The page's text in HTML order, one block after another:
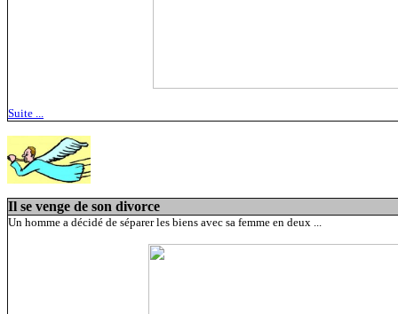
Suite ...
Il se venge de son divorce
Un homme a décidé de séparer les biens avec sa femme en deux ...